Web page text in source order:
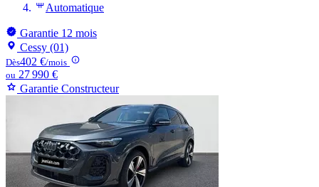
Automatique
Garantie 12 mois
Cessy (01)
Dès402 €/mois
ou 27 990 €
Garantie Constructeur